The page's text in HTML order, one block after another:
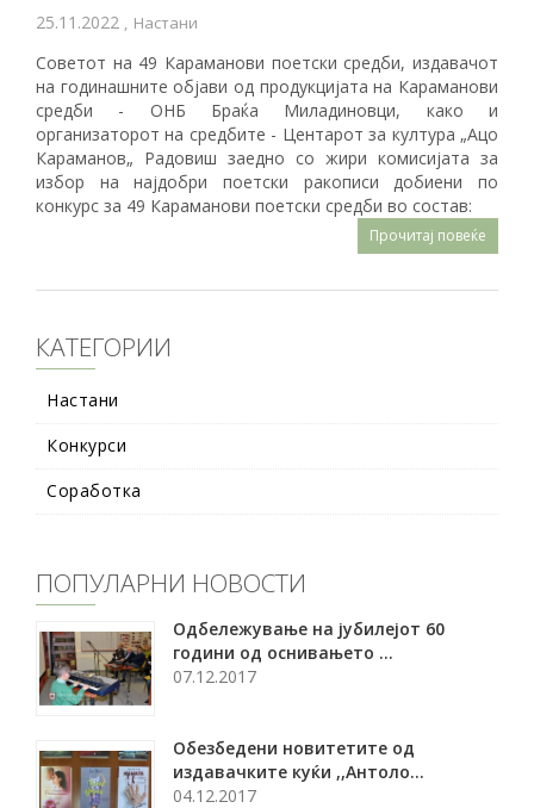
25.11.2022 , Настани
Советот на 49 Караманови поетски средби, издавачот
на годинашните објави од продукцијата на Караманови
средби - ОНБ Браќа Миладиновци, како и
организаторот на средбите - Центарот за култура „Ацо
Караманов„ Радовиш заедно со жири комисијата за
избор на најдобри поетски ракописи добиени по
конкурс за 49 Караманови поетски средби во состав:
Прочитај повеќе
КАТЕГОРИИ
Настани
Конкурси
Соработка
ПОПУЛАРНИ НОВОСТИ
Oдбележување на јубилејот 60
години од оснивањето ...
07.12.2017
Обезбедени новитетите од
издавачките куќи ,,Антоло...
04.12.2017